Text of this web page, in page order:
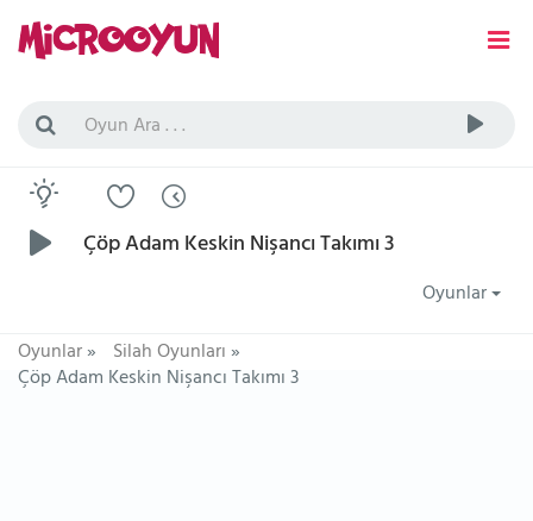
Çöp Adam Keskin Nişancı Takımı 3
Oyunlar
Oyunlar» Silah Oyunları»
Çöp Adam Keskin Nişancı Takımı 3